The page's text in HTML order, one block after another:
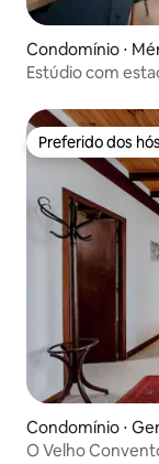
Condomínio ⋅
Estúdio com
Preferido dos
Preferido dos
Condomínio ⋅
O Velho